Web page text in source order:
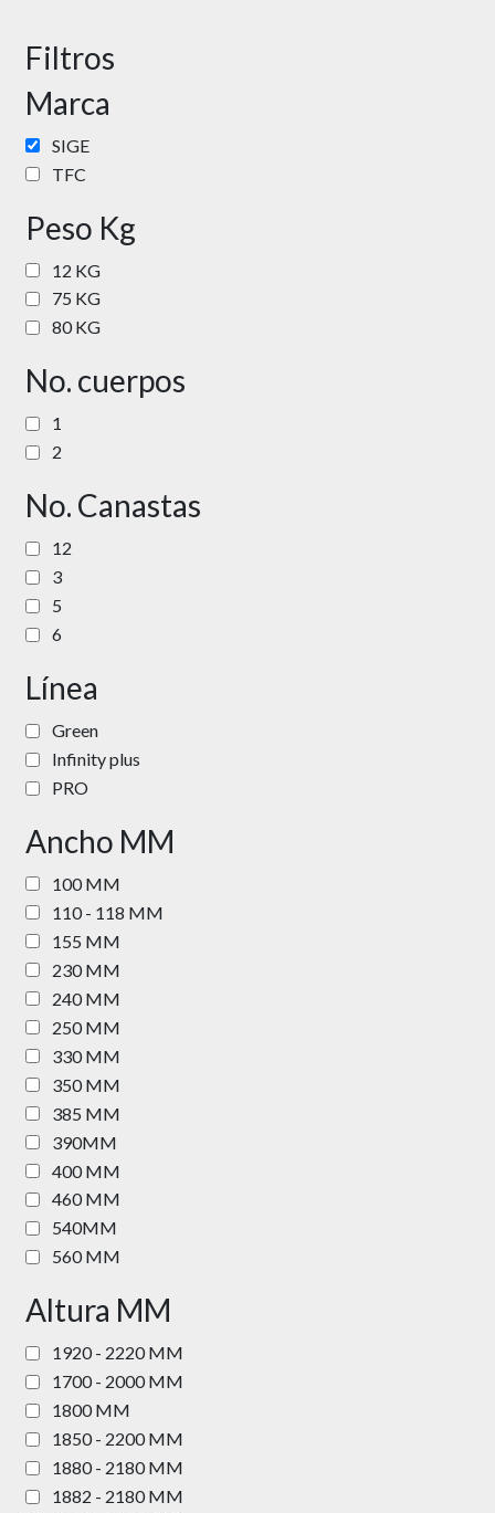
Filtros
Marca
SIGE
TFC
Peso Kg
12 KG
75 KG
80 KG
No. cuerpos
1
2
No. Canastas
12
3
5
6
Línea
Green
Infinity plus
PRO
Ancho MM
100 MM
110 - 118 MM
155 MM
230 MM
240 MM
250 MM
330 MM
350 MM
385 MM
390MM
400 MM
460 MM
540MM
560 MM
Altura MM
1920 - 2220 MM
1700 - 2000 MM
1800 MM
1850 - 2200 MM
1880 - 2180 MM
1882 - 2180 MM